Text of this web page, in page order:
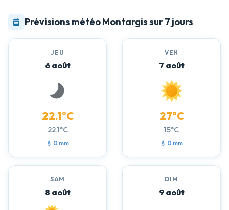
Prévisions météo Montargis sur 7 jours
JEU
6 août
22.1°C
22.1°C
💧 0 mm
VEN
7 août
27°C
15°C
💧 0 mm
SAM
8 août
DIM
9 août